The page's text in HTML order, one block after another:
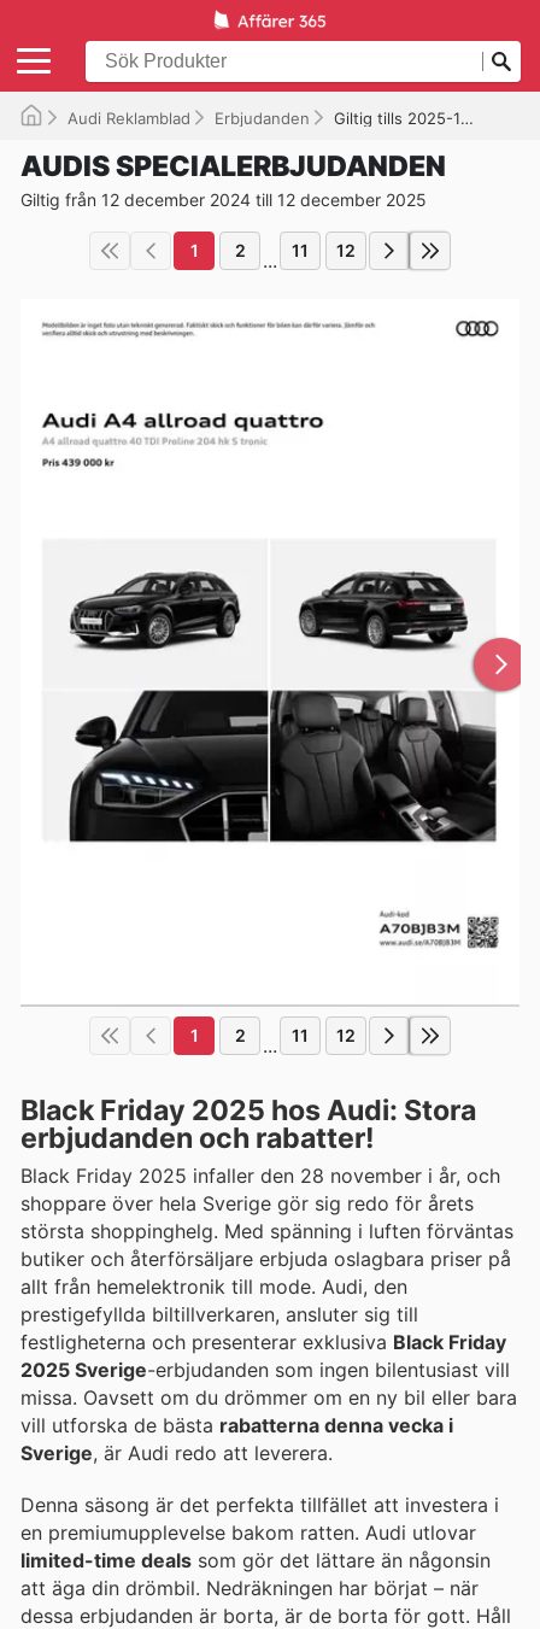
Audi Reklamblad Erbjudanden Giltig tills 2025-12-12
AUDIS SPECIALERBJUDANDEN
Giltig från 12 december 2024 till 12 december 2025
1 2 ... 11 12
1 2 ... 11 12
Black Friday 2025 hos Audi: Stora
erbjudanden och rabatter!
Black Friday 2025 infaller den 28 november i år, och
shoppare över hela Sverige gör sig redo för årets
största shoppinghelg. Med spänning i luften förväntas
butiker och återförsäljare erbjuda oslagbara priser på
allt från hemelektronik till mode. Audi, den
prestigefyllda biltillverkaren, ansluter sig till
festligheterna och presenterar exklusiva Black Friday
2025 Sverige-erbjudanden som ingen bilentusiast vill
missa. Oavsett om du drömmer om en ny bil eller bara
vill utforska de bästa rabatterna denna vecka i
Sverige, är Audi redo att leverera.
Denna säsong är det perfekta tillfället att investera i
en premiumupplevelse bakom ratten. Audi utlovar
limited-time deals som gör det lättare än någonsin
att äga din drömbil. Nedräkningen har börjat – när
dessa erbjudanden är borta, är de borta för gott. Håll